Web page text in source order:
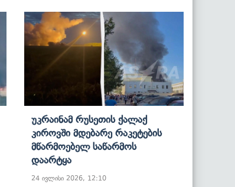
Უკრაინამ Რუსეთის Ქალაქ
Კიროვში Მდებარე Რაკეტების
Მწარმოებელ Საწარმოს
Დაარტყა
24 ივლისი 2026, 12:10